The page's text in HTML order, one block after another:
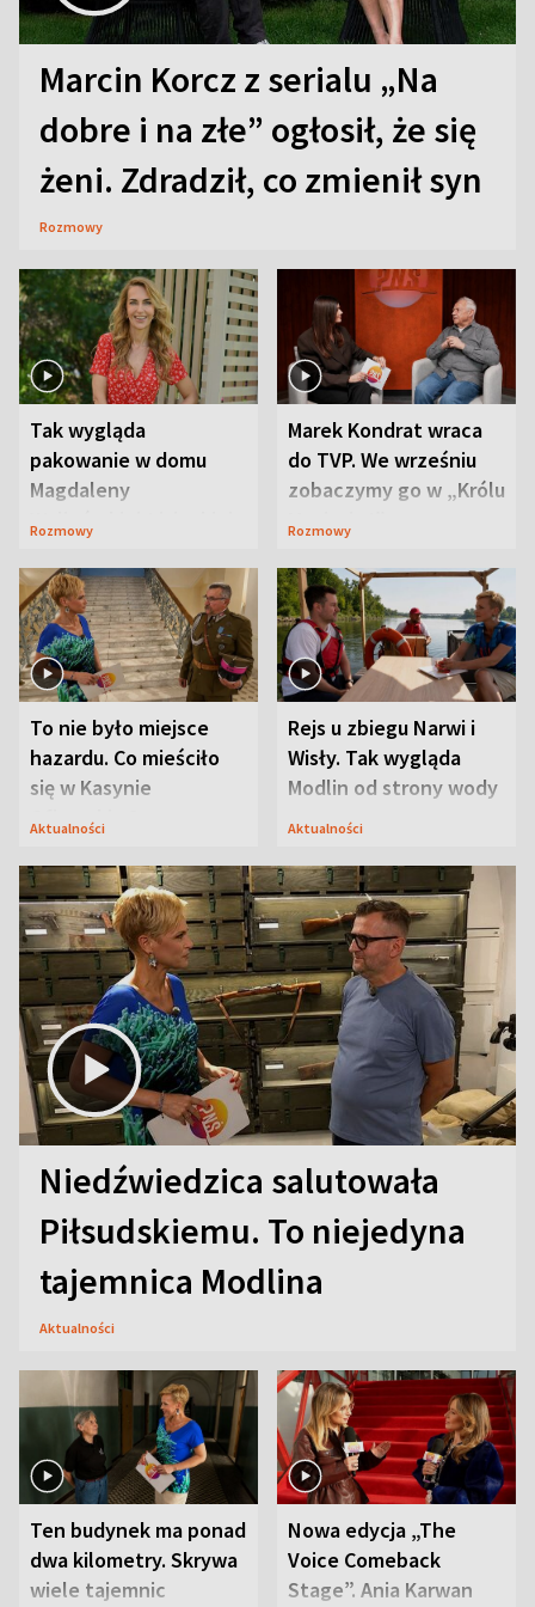
Marcin Korcz z serialu „Na
dobre i na złe” ogłosił, że się
żeni. Zdradził, co zmienił syn
Rozmowy
Tak wygląda
pakowanie w domu
Magdaleny
Waligórskiej-Lisieckiej.
Rozmowy
Marek Kondrat wraca
do TVP. We wrześniu
zobaczymy go w „Królu
Maciusiu I”
Rozmowy
To nie było miejsce
hazardu. Co mieściło
się w Kasynie
Oficerskim?
Aktualności
Rejs u zbiegu Narwi i
Wisły. Tak wygląda
Modlin od strony wody
Aktualności
Niedźwiedzica salutowała
Piłsudskiemu. To niejedyna
tajemnica Modlina
Aktualności
Ten budynek ma ponad
dwa kilometry. Skrywa
wiele tajemnic
Nowa edycja „The
Voice Comeback
Stage”. Ania Karwan